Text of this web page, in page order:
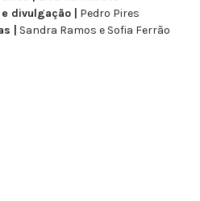
divulgação |
Pedro Pires
|
Sandra Ramos e Sofia Ferrão